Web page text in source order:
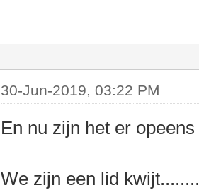
30-Jun-2019, 03:22 PM
En nu zijn het er
We zijn een lid